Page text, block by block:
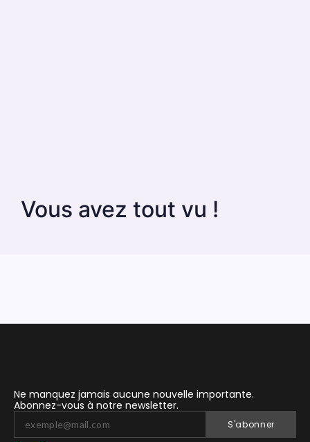
Vous avez tout vu !
Ne manquez jamais aucune nouvelle importante.
Abonnez-vous à notre newsletter.
S'abonner